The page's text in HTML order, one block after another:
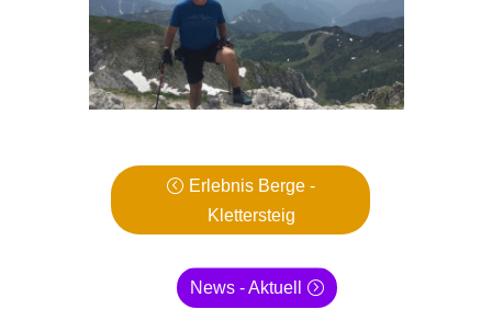
Erlebnis Berge -
Klettersteig
News - Aktuell